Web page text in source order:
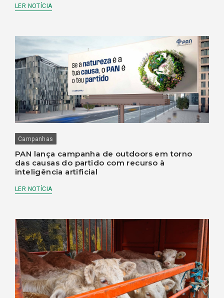
LER NOTÍCIA
Campanhas
PAN lança campanha de outdoors em torno
das causas do partido com recurso à
inteligência artificial
LER NOTÍCIA